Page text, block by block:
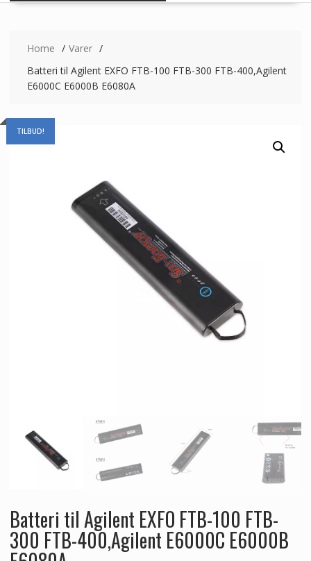
Home
Varer
Batteri til Agilent EXFO FTB-100 FTB-300 FTB-400,Agilent
E6000C E6000B E6080A
TILBUD!
Batteri til Agilent EXFO FTB-100 FTB-
300 FTB-400,Agilent E6000C E6000B